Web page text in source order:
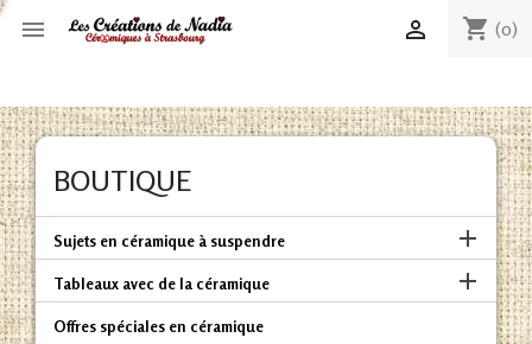
 shopping_cart (0)

BOUTIQUE
Sujets en céramique à suspendre 
Tableaux avec de la céramique 
Offres spéciales en céramique